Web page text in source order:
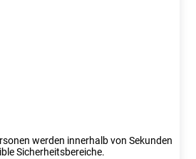
werden innerhalb von Sekunden
Sicherheitsbereiche.